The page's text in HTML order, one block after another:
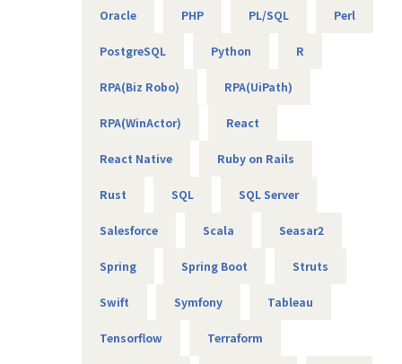
AI時代の教育革命は、まさに始まったばかり。この歴史的な
変革期に、私たちと共に社会を変える挑戦に参加してみませ
あなたのエンジニアとしての技術と情熱が、次世代の教育を
ん。社会課題に共感し、技術の力で世界をより良く変えたい
そんなあなたと一緒に働ける日を、心から楽しみにしていま
会社の定める範囲での業務内容
働き方を考慮して下記環境を用意しています。
・9割以上がリモート（年に数回程度の出社メンバーも）
・有給消化日数は18.5日（夏季休暇含む）
【業務の変更の範囲】
Oracle PHP PL/SQL Perl
PostgreSQL Python R
RPA(Biz Robo) RPA(UiPath)
RPA(WinActor) React
React Native Ruby on Rails
Rust SQL SQL Server
Salesforce Scala Seasar2
Spring Spring Boot Struts
Swift Symfony Tableau
Tensorflow Terraform